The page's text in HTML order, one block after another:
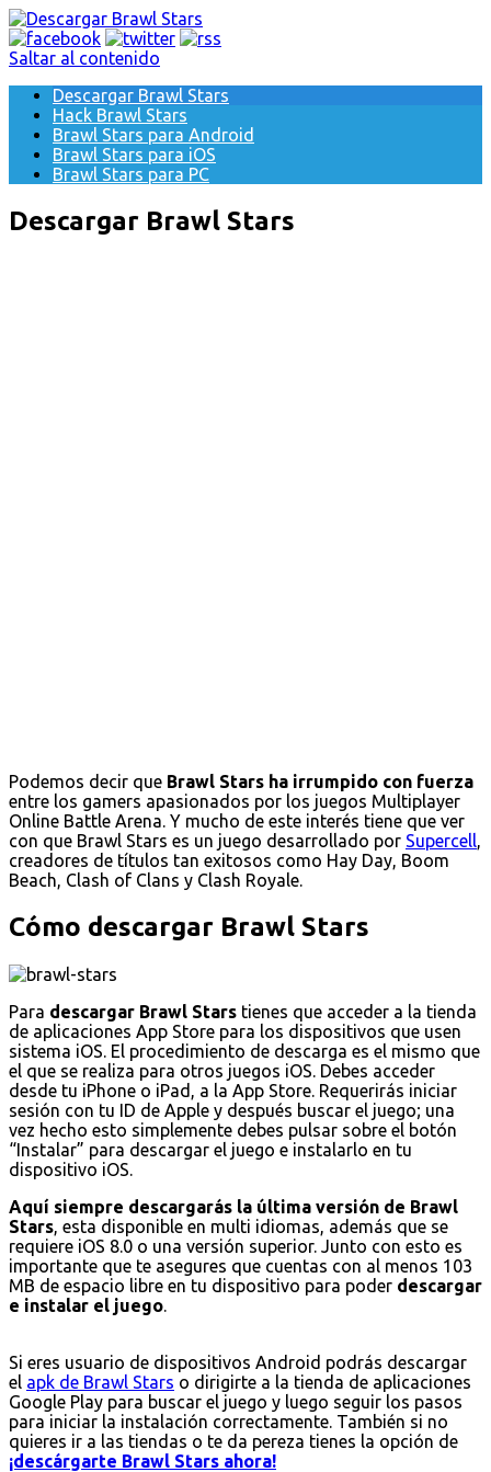
Saltar al contenido
Descargar Brawl Stars
Hack Brawl Stars
Brawl Stars para Android
Brawl Stars para iOS
Brawl Stars para PC
Descargar Brawl Stars
Podemos decir que Brawl Stars ha irrumpido con fuerza
entre los gamers apasionados por los juegos Multiplayer
Online Battle Arena. Y mucho de este interés tiene que ver
con que Brawl Stars es un juego desarrollado por Supercell,
creadores de títulos tan exitosos como Hay Day, Boom
Beach, Clash of Clans y Clash Royale.
Cómo descargar Brawl Stars
Para descargar Brawl Stars tienes que acceder a la tienda
de aplicaciones App Store para los dispositivos que usen
sistema iOS. El procedimiento de descarga es el mismo que
el que se realiza para otros juegos iOS. Debes acceder
desde tu iPhone o iPad, a la App Store. Requerirás iniciar
sesión con tu ID de Apple y después buscar el juego; una
vez hecho esto simplemente debes pulsar sobre el botón
“Instalar” para descargar el juego e instalarlo en tu
dispositivo iOS.
Aquí siempre descargarás la última versión de Brawl
Stars, esta disponible en multi idiomas, además que se
requiere iOS 8.0 o una versión superior. Junto con esto es
importante que te asegures que cuentas con al menos 103
MB de espacio libre en tu dispositivo para poder descargar
e instalar el juego.
Si eres usuario de dispositivos Android podrás descargar
el apk de Brawl Stars o dirigirte a la tienda de aplicaciones
Google Play para buscar el juego y luego seguir los pasos
para iniciar la instalación correctamente. También si no
quieres ir a las tiendas o te da pereza tienes la opción de
¡descárgarte Brawl Stars ahora!